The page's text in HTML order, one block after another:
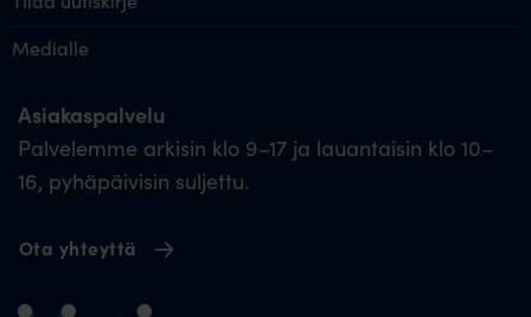
Medialle
Asiakaspalvelu
Palvelemme arkisin klo 9–17 ja lauantaisin klo 10–
16, pyhäpäivisin suljettu.
Ota yhteyttä